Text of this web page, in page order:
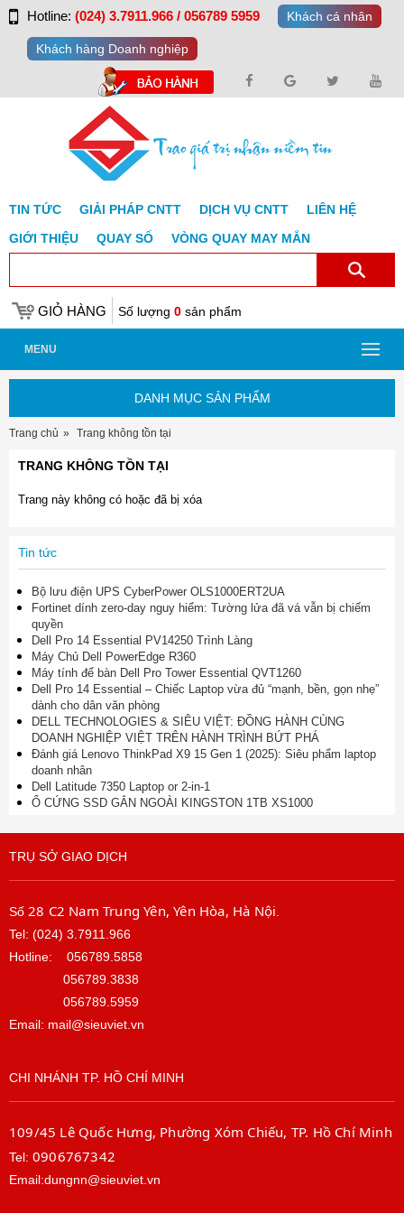
Hotline: (024) 3.7911.966 / 056789 5959 Khách cá nhân
Khách hàng Doanh nghiệp
TIN TỨC GIẢI PHÁP CNTT DỊCH VỤ CNTT
LIÊN HỆ
GIỚI THIỆU
QUAY SỐ VÒNG QUAY MAY MẮN
GIỎ HÀNG Số lượng 0 sản phẩm
MENU
DANH MỤC SẢN PHẨM
Trang chủ Trang không tồn tại
TRANG KHÔNG TỒN TẠI
Trang này không có hoặc đã bị xóa
Tin tức
Bộ lưu điện UPS CyberPower OLS1000ERT2UA
Fortinet dính zero-day nguy hiểm: Tường lửa đã vá vẫn bị chiếm
quyền
Dell Pro 14 Essential PV14250 Trình Làng
Máy Chủ Dell PowerEdge R360
Máy tính để bàn Dell Pro Tower Essential QVT1260
Dell Pro 14 Essential – Chiếc Laptop vừa đủ “mạnh, bền, gọn nhẹ”
dành cho dân văn phòng
DELL TECHNOLOGIES & SIÊU VIỆT: ĐỒNG HÀNH CÙNG
DOANH NGHIỆP VIỆT TRÊN HÀNH TRÌNH BỨT PHÁ
Đánh giá Lenovo ThinkPad X9 15 Gen 1 (2025): Siêu phẩm laptop
doanh nhân
Dell Latitude 7350 Laptop or 2-in-1
Ổ CỨNG SSD GẮN NGOÀI KINGSTON 1TB XS1000
TRỤ SỞ GIAO DỊCH
Số 28 C2 Nam Trung Yên, Yên Hòa, Hà Nội
Tel: (024) 3.7911.966
Hotline: 056789.5858
056789.3838
056789.5959
Email: mail@sieuviet.vn
CHI NHÁNH TP. HỒ CHÍ MINH
109/45 Lê Quốc Hưng, Phường Xóm Chiếu, TP. Hồ Chí Minh
Tel: 0906767342
Email:dungnn@sieuviet.vn